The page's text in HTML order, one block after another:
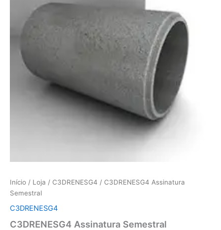
Início / Loja / C3DRENESG4 / C3DRENESG4 Assinatura
Semestral
C3DRENESG4
C3DRENESG4 Assinatura Semestral